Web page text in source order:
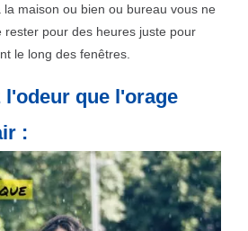
la maison ou bien ou bureau vous ne
rester pour des heures juste pour
le long des fenêtres.
l'odeur que l'orage
: